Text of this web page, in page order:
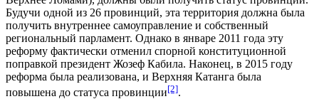
Будучи одной из 26 провинций, эта территория должна была
получить внутреннее самоуправление и собственный
региональный парламент. Однако в январе 2011 года эту
реформу фактически отменил спорной конституционной
поправкой президент Жозеф Кабила. Наконец, в 2015 году
реформа была реализована, и Верхняя Катанга была
повышена до статуса провинции[2].